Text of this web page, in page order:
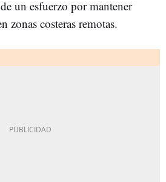
un esfuerzo por mantener
zonas costeras remotas.